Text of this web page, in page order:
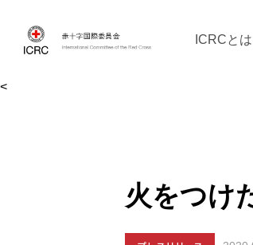
<
ICRCとは
火をつけ